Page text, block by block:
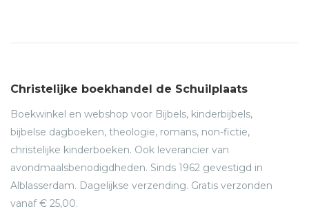
Christelijke boekhandel de Schuilplaats
Boekwinkel en webshop voor Bijbels, kinderbijbels,
bijbelse dagboeken, theologie, romans, non-fictie,
christelijke kinderboeken. Ook leverancier van
avondmaalsbenodigdheden. Sinds 1962 gevestigd in
Alblasserdam. Dagelijkse verzending. Gratis verzonden
vanaf € 25,00.